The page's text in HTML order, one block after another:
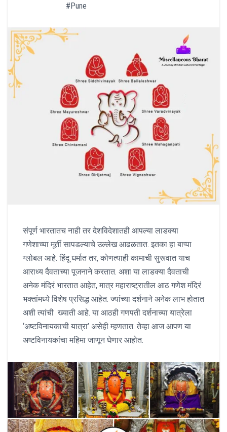
#Pune
संपूर्ण भारतातच नाही तर देशविदेशातही आपल्या लाडक्या
गणेशाच्या मूर्ती सापडल्याचे उल्लेख आढळतात. इतका हा बाप्पा
ग्लोबल आहे. हिंदू धर्मात तर, कोणत्याही कामाची सुरूवात याच
आराध्य दैवताच्या पूजनाने करतात. अशा या लाडक्या दैवताची
अनेक मंदिरं भारतात आहेत, मात्र महाराष्ट्रातील आठ गणेश मंदिरं
भक्तांमध्ये विशेष प्रसिद्ध आहेत. ज्यांच्या दर्शनाने अनेक लाभ होतात
अशी त्यांची ख्याती आहे. या आठही गणपती दर्शनाच्या यात्रेला
‘अष्टविनायकाची यात्रा’ असेही म्हणतात. तेव्हा आज आपण या
अष्टविनायकांचा महिमा जाणून घेणार आहोत.